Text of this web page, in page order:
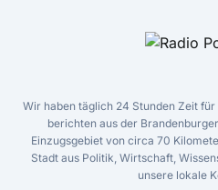
Wir haben täglich 24 Stunden Zeit
berichten aus der
Einzugsgebiet von circa 70
Stadt aus Politik, Wirtschaft,
unsere lokale